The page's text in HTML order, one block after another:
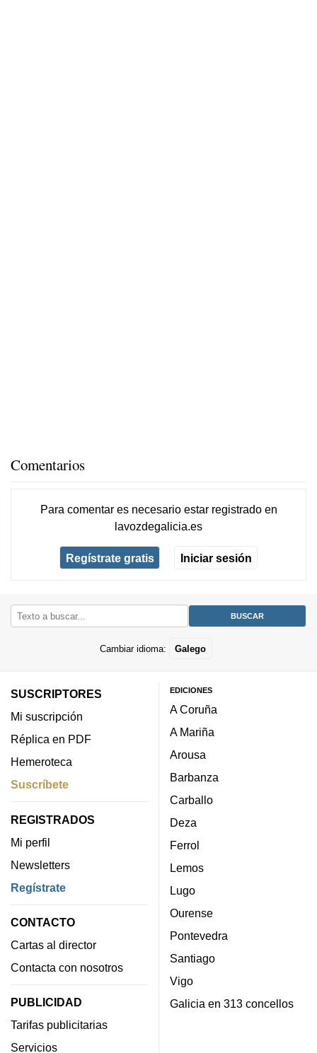
Comentarios
Para comentar es necesario estar registradoen
lavozdegalicia.es
Regístrate gratis Iniciar sesión
Cambiar idioma: Galego
SUSCRIPTORES
Mi suscripción
Réplica en PDF
Hemeroteca
Suscríbete
REGISTRADOS
Mi perfil
Newsletters
Regístrate
CONTACTO
Cartas al director
Contacta con nosotros
PUBLICIDAD
Tarifas publicitarias
Servicios
EDICIONES
A Coruña
A Mariña
Arousa
Barbanza
Carballo
Deza
Ferrol
Lemos
Lugo
Ourense
Pontevedra
Santiago
Vigo
Galicia en 313 concellos